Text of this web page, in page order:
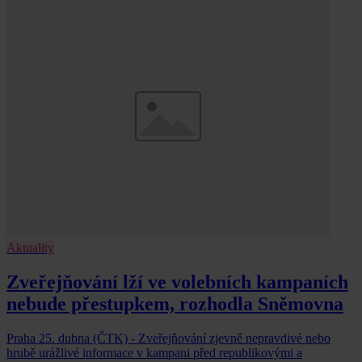
Aktuality
Zveřejňování lží ve volebních kampaních
nebude přestupkem, rozhodla Sněmovna
Praha 25. dubna (ČTK) - Zveřejňování zjevně nepravdivé nebo
hrubě urážlivé informace v kampani před republikovými a